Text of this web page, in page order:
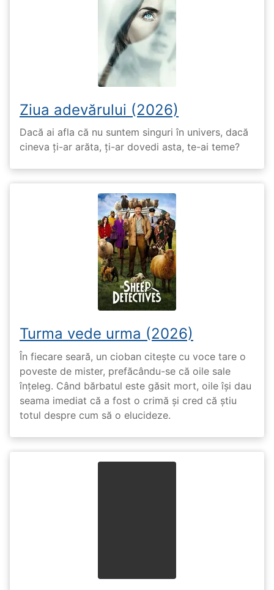
Ziua adevărului (2026)
Dacă ai afla că nu suntem singuri în univers, dacă
cineva ți-ar arăta, ți-ar dovedi asta, te-ai teme?
Turma vede urma (2026)
În fiecare seară, un cioban citește cu voce tare o
poveste de mister, prefăcându-se că oile sale
înțeleg. Când bărbatul este găsit mort, oile își dau
seama imediat că a fost o crimă și cred că știu
totul despre cum să o elucideze.